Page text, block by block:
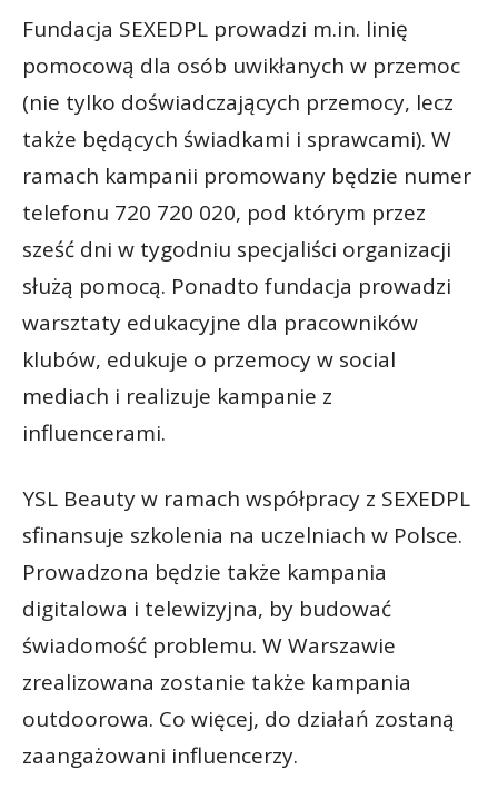
Fundacja SEXEDPL prowadzi m.in. linię
pomocową dla osób uwikłanych w przemoc
(nie tylko doświadczających przemocy, lecz
także będących świadkami i sprawcami). W
ramach kampanii promowany będzie numer
telefonu 720 720 020, pod którym przez
sześć dni w tygodniu specjaliści organizacji
służą pomocą. Ponadto fundacja prowadzi
warsztaty edukacyjne dla pracowników
klubów, edukuje o przemocy w social
mediach i realizuje kampanie z
influencerami.
YSL Beauty w ramach współpracy z SEXEDPL
sfinansuje szkolenia na uczelniach w Polsce.
Prowadzona będzie także kampania
digitalowa i telewizyjna, by budować
świadomość problemu. W Warszawie
zrealizowana zostanie także kampania
outdoorowa. Co więcej, do działań zostaną
zaangażowani influencerzy.